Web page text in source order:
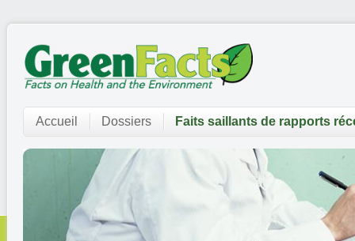
Accueil Dossiers Faits saillants de rapports